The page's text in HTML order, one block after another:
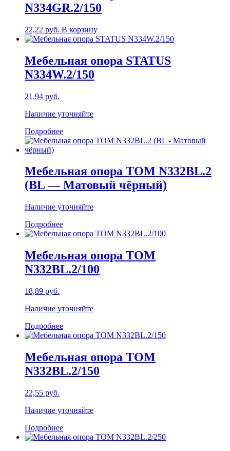
N334GR.2/150
22,22 руб. В корзину
Мебельная опора STATUS
N334W.2/150
21,94 руб.
Наличие уточняйте
Подробнее
Мебельная опора TOM N332BL.2
(BL — Матовый чёрный)
Наличие уточняйте
Подробнее
Мебельная опора TOM
N332BL.2/100
18,89 руб.
Наличие уточняйте
Подробнее
Мебельная опора TOM
N332BL.2/150
22,55 руб.
Наличие уточняйте
Подробнее